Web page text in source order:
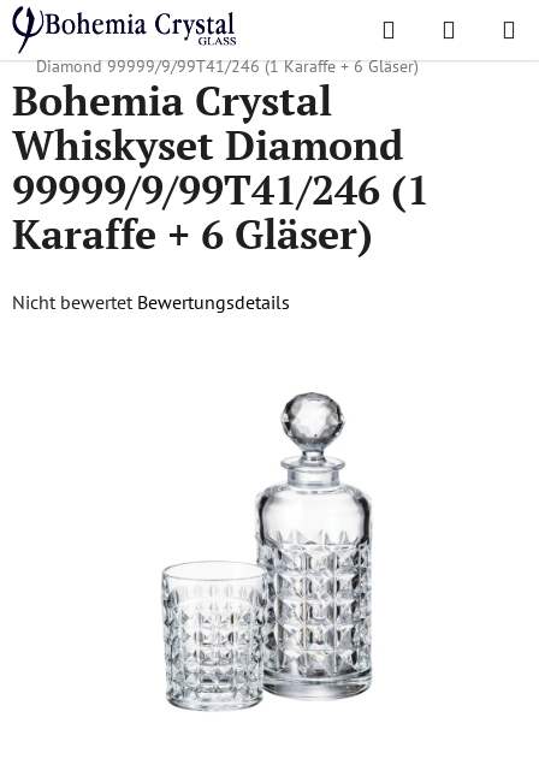
Zum
Inhalt
springen
Suchen
Startseite
/ Lieblingskollektionen /
Bohemia Crystal Whiskyset
Diamond 99999/9/99T41/246 (1 Karaffe + 6 Gläser)
Bohemia Crystal
Whiskyset Diamond
99999/9/99T41/246 (1
Karaffe + 6 Gläser)
Die
Nicht bewertet Bewertungsdetails